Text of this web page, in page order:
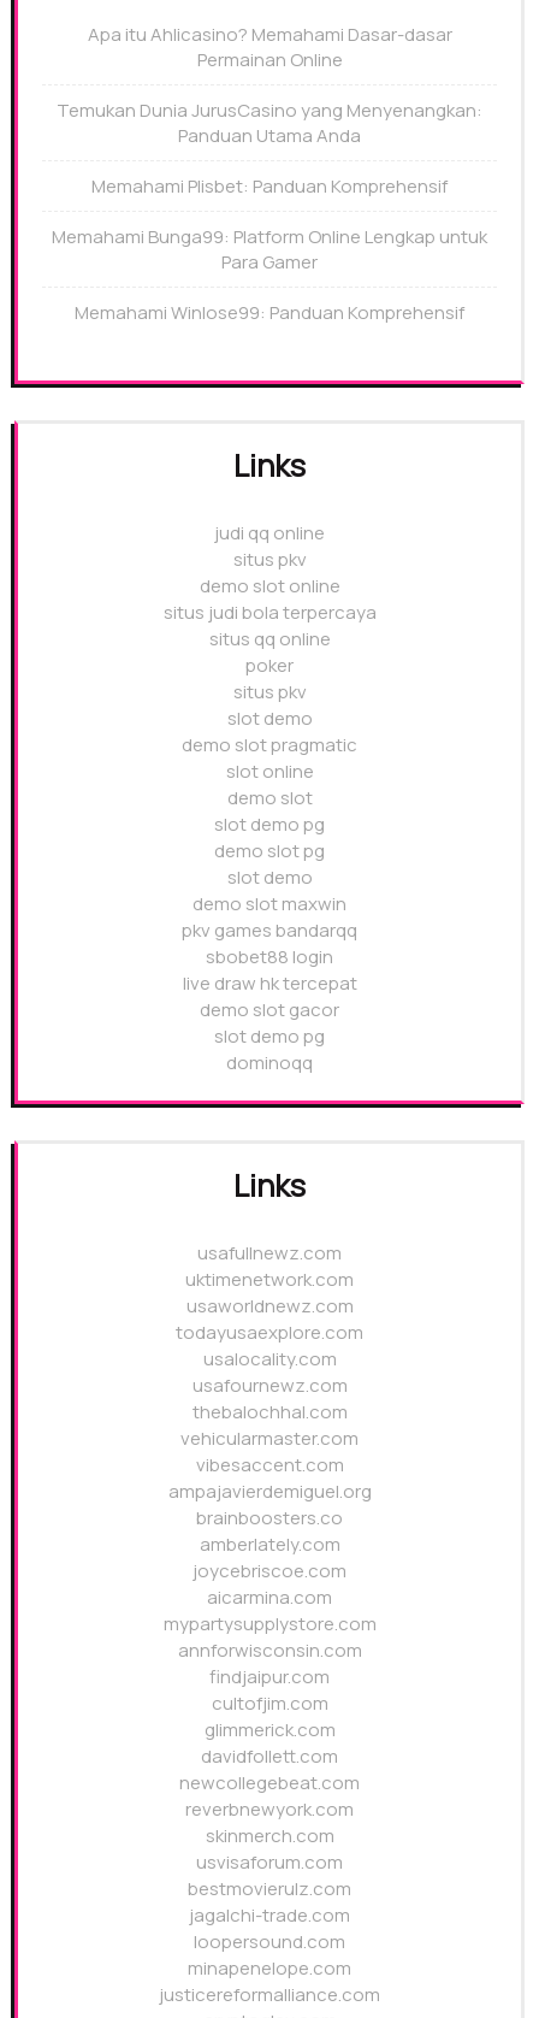
Apa itu Ahlicasino? Memahami Dasar-dasar
Permainan Online
Temukan Dunia JurusCasino yang Menyenangkan:
Panduan Utama Anda
Memahami Plisbet: Panduan Komprehensif
Memahami Bunga99: Platform Online Lengkap untuk
Para Gamer
Memahami Winlose99: Panduan Komprehensif
Links
judi qq online
situs pkv
demo slot online
situs judi bola terpercaya
situs qq online
poker
situs pkv
slot demo
demo slot pragmatic
slot online
demo slot
slot demo pg
demo slot pg
slot demo
demo slot maxwin
pkv games bandarqq
sbobet88 login
live draw hk tercepat
demo slot gacor
slot demo pg
dominoqq
Links
usafullnewz.com
uktimenetwork.com
usaworldnewz.com
todayusaexplore.com
usalocality.com
usafournewz.com
thebalochhal.com
vehicularmaster.com
vibesaccent.com
ampajavierdemiguel.org
brainboosters.co
amberlately.com
joycebriscoe.com
aicarmina.com
mypartysupplystore.com
annforwisconsin.com
findjaipur.com
cultofjim.com
glimmerick.com
davidfollett.com
newcollegebeat.com
reverbnewyork.com
skinmerch.com
usvisaforum.com
bestmovierulz.com
jagalchi-trade.com
loopersound.com
minapenelope.com
justicereformalliance.com